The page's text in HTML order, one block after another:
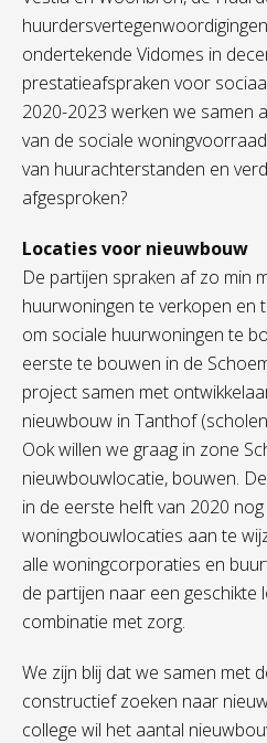
ondertekende Vidomes in
prestatieafspraken voor
2020-2023 werken we samen
van de sociale
van huurachterstanden en
afgesproken?
Locaties voor nieuwbouw
De partijen spraken af zo min
huurwoningen te verkopen en
om sociale huurwoningen te
eerste te bouwen in de
project samen met
nieuwbouw in Tanthof
Ook willen we graag in zone
nieuwbouwlocatie, bouwen.
in de eerste helft van 2020
woningbouwlocaties aan te
alle woningcorporaties en
de partijen naar een geschikte
combinatie met zorg.
We zijn blij dat we samen met
constructief zoeken naar
college wil het aantal